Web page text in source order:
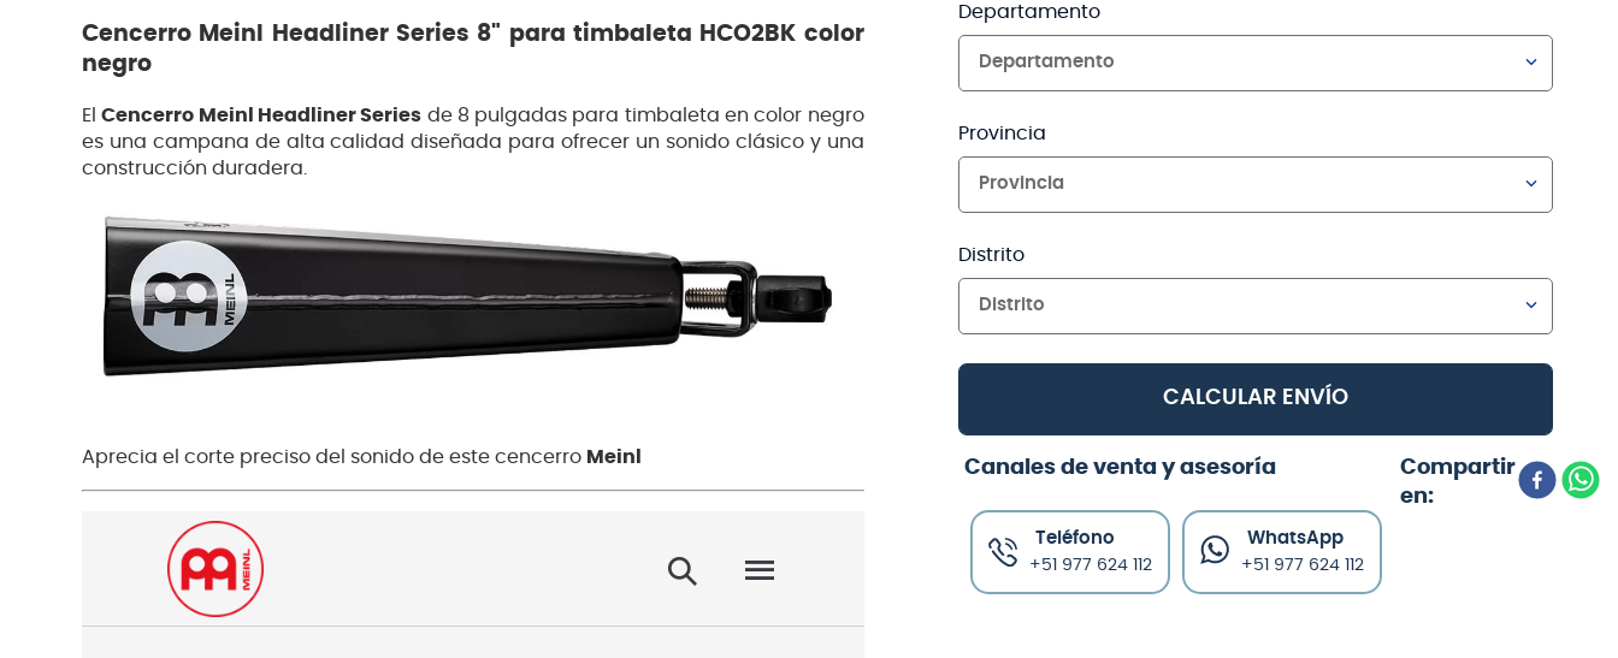
Cencerro Meinl Headliner Series 8" para timbaleta HCO2BK color
negro
ElCencerro Meinl Headliner Series de 8 pulgadas para timbaleta en color negro
es una campana de alta calidad diseñada para ofrecer un sonido clásico y una
construcción duradera.
Aprecia el corte preciso del sonido de este cencerro Meinl
Departamento
Departamento
Provincia
Provincia
Distrito
Distrito
CALCULAR ENVÍO
Canales de venta y asesoría
Teléfono
+51 977 624 112
WhatsApp
+51 977 624 112